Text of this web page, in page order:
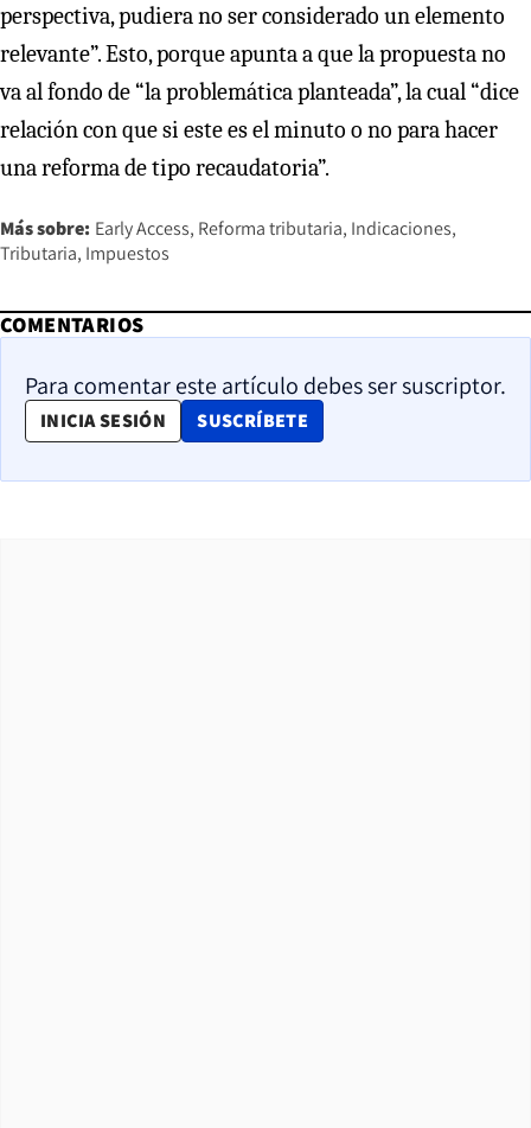
perspectiva, pudiera no ser considerado un elemento
relevante”. Esto, porque apunta a que la propuesta no
va al fondo de “la problemática planteada”, la cual “dice
relación con que si este es el minuto o no para hacer
una reforma de tipo recaudatoria”.
Más sobre: Early Access Reforma tributaria Indicaciones
Tributaria Impuestos
COMENTARIOS
Para comentar este artículo debes ser suscriptor.
INICIA SESIÓN SUSCRÍBETE
OPENS IN NEW WINDOW